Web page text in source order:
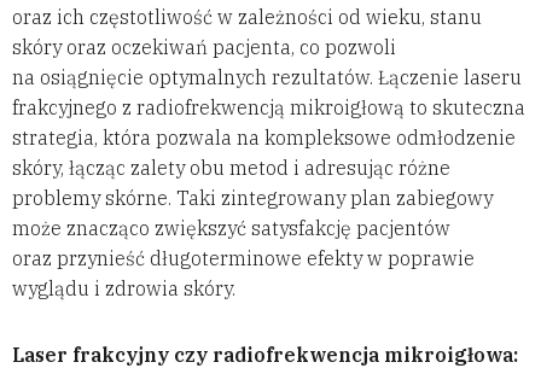
oraz ich częstotliwość w zależności od wieku, stanu
skóry oraz oczekiwań pacjenta, co pozwoli
na osiągnięcie optymalnych rezultatów. Łączenie laseru
frakcyjnego z radiofrekwencją mikroigłową to skuteczna
strategia, która pozwala na kompleksowe odmłodzenie
skóry, łącząc zalety obu metod i adresując różne
problemy skórne. Taki zintegrowany plan zabiegowy
może znacząco zwiększyć satysfakcję pacjentów
oraz przynieść długoterminowe efekty w poprawie
wyglądu i zdrowia skóry.
Laser frakcyjny czy radiofrekwencja mikroigłowa: